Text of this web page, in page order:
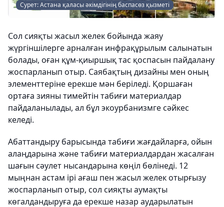
Сурет: Астана қаласы әкімдігінің баспасөз қызметі
Сол сияқты жасыл желек бойында жаяу
жүргіншілерге арналған инфрақұрылым салынатын
болады, оған құм-қиыршық тас қоспасын пайдалану
жоспарланып отыр. Саябақтың дизайны мен оның
элементтеріне ерекше мән беріледі. Қоршаған
ортаға зияны тимейтін табиғи материалдар
пайдаланылады, ал бұл экоурбанизмге сәйкес
келеді.
Абаттандыру барысында табиғи жағдайларға, ойын
алаңдарына және табиғи материалдардан жасалған
шағын сәулет нысандарына көңіл бөлінеді. 12
мыңнан астам ірі ағаш пен жасыл желек отырғызу
жоспарланып отыр, сол сияқты аумақты
көгалдандыруға да ерекше назар аударылатын